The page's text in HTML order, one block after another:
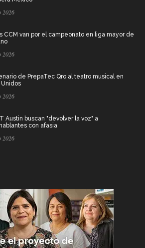
2026
CCM van por el campeonato en liga mayor de
2026
de PrepaTec Qro al teatro musical en
Unidos
2026
Austin buscan "devolver la voz" a
con afasia
2026